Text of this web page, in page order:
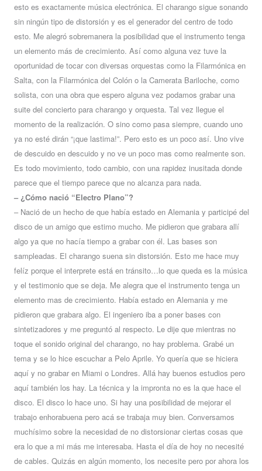
esto es exactamente música electrónica. El charango sigue sonando
sin ningún tipo de distorsión y es el generador del centro de todo
esto. Me alegró sobremanera la posibilidad que el instrumento tenga
un elemento más de crecimiento. Así como alguna vez tuve la
oportunidad de tocar con diversas orquestas como la Filarmónica en
Salta, con la Filarmónica del Colón o la Camerata Bariloche, como
solista, con una obra que espero alguna vez podamos grabar una
suite del concierto para charango y orquesta. Tal vez llegue el
momento de la realización. O sino como pasa siempre, cuando uno
ya no esté dirán “¡que lastima!”. Pero esto es un poco así. Uno vive
de descuido en descuido y no ve un poco mas como realmente son.
Es todo movimiento, todo cambio, con una rapidez inusitada donde
parece que el tiempo parece que no alcanza para nada.
– ¿Cómo nació “Electro Plano”?
– Nació de un hecho de que había estado en Alemania y participé del
disco de un amigo que estimo mucho. Me pidieron que grabara allí
algo ya que no hacía tiempo a grabar con él. Las bases son
sampleadas. El charango suena sin distorsión. Esto me hace muy
felíz porque el interprete está en tránsito…lo que queda es la música
y el testimonio que se deja. Me alegra que el instrumento tenga un
elemento mas de crecimiento. Había estado en Alemania y me
pidieron que grabara algo. El ingeniero iba a poner bases con
sintetizadores y me preguntó al respecto. Le dije que mientras no
toque el sonido original del charango, no hay problema. Grabé un
tema y se lo hice escuchar a Pelo Aprile. Yo quería que se hiciera
aquí y no grabar en Miami o Londres. Allá hay buenos estudios pero
aquí también los hay. La técnica y la impronta no es la que hace el
disco. El disco lo hace uno. Si hay una posibilidad de mejorar el
trabajo enhorabuena pero acá se trabaja muy bien. Conversamos
muchísimo sobre la necesidad de no distorsionar ciertas cosas que
era lo que a mi más me interesaba. Hasta el día de hoy no necesité
de cables. Quizás en algún momento, los necesite pero por ahora los